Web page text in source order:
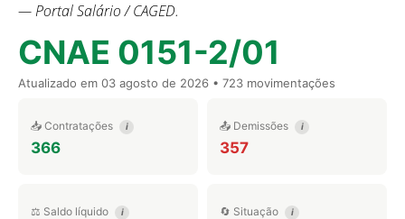
— Portal Salário / CAGED.
CNAE 0151-2/01
Atualizado em 03 agosto de 2026 • 723 movimentações
📥 Contratações i
366
📤 Demissões i
357
⚖️ Saldo líquido i 🔄 Situação i